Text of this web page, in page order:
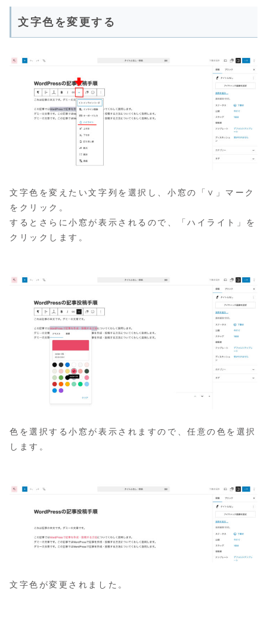
文字色を変更する
文字色を変えたい文字列を選択し、小窓の「∨」マーク
をクリック。
するとさらに小窓が表示されるので、「ハイライト」を
クリックします。
色を選択する小窓が表示されますので、任意の色を選択
します。
文字色が変更されました。